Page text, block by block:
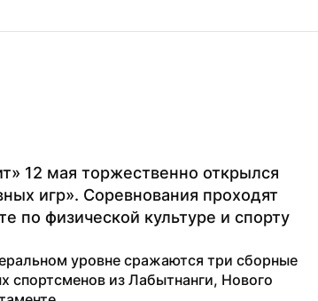
12 мая торжественно открылся
игр». Соревнования проходят
по физической культуре и спорту
уровне сражаются три сборные
спортсменов из Лабытнанги, Нового